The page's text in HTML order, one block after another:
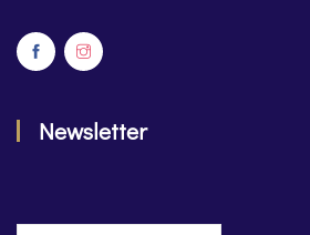
Newsletter